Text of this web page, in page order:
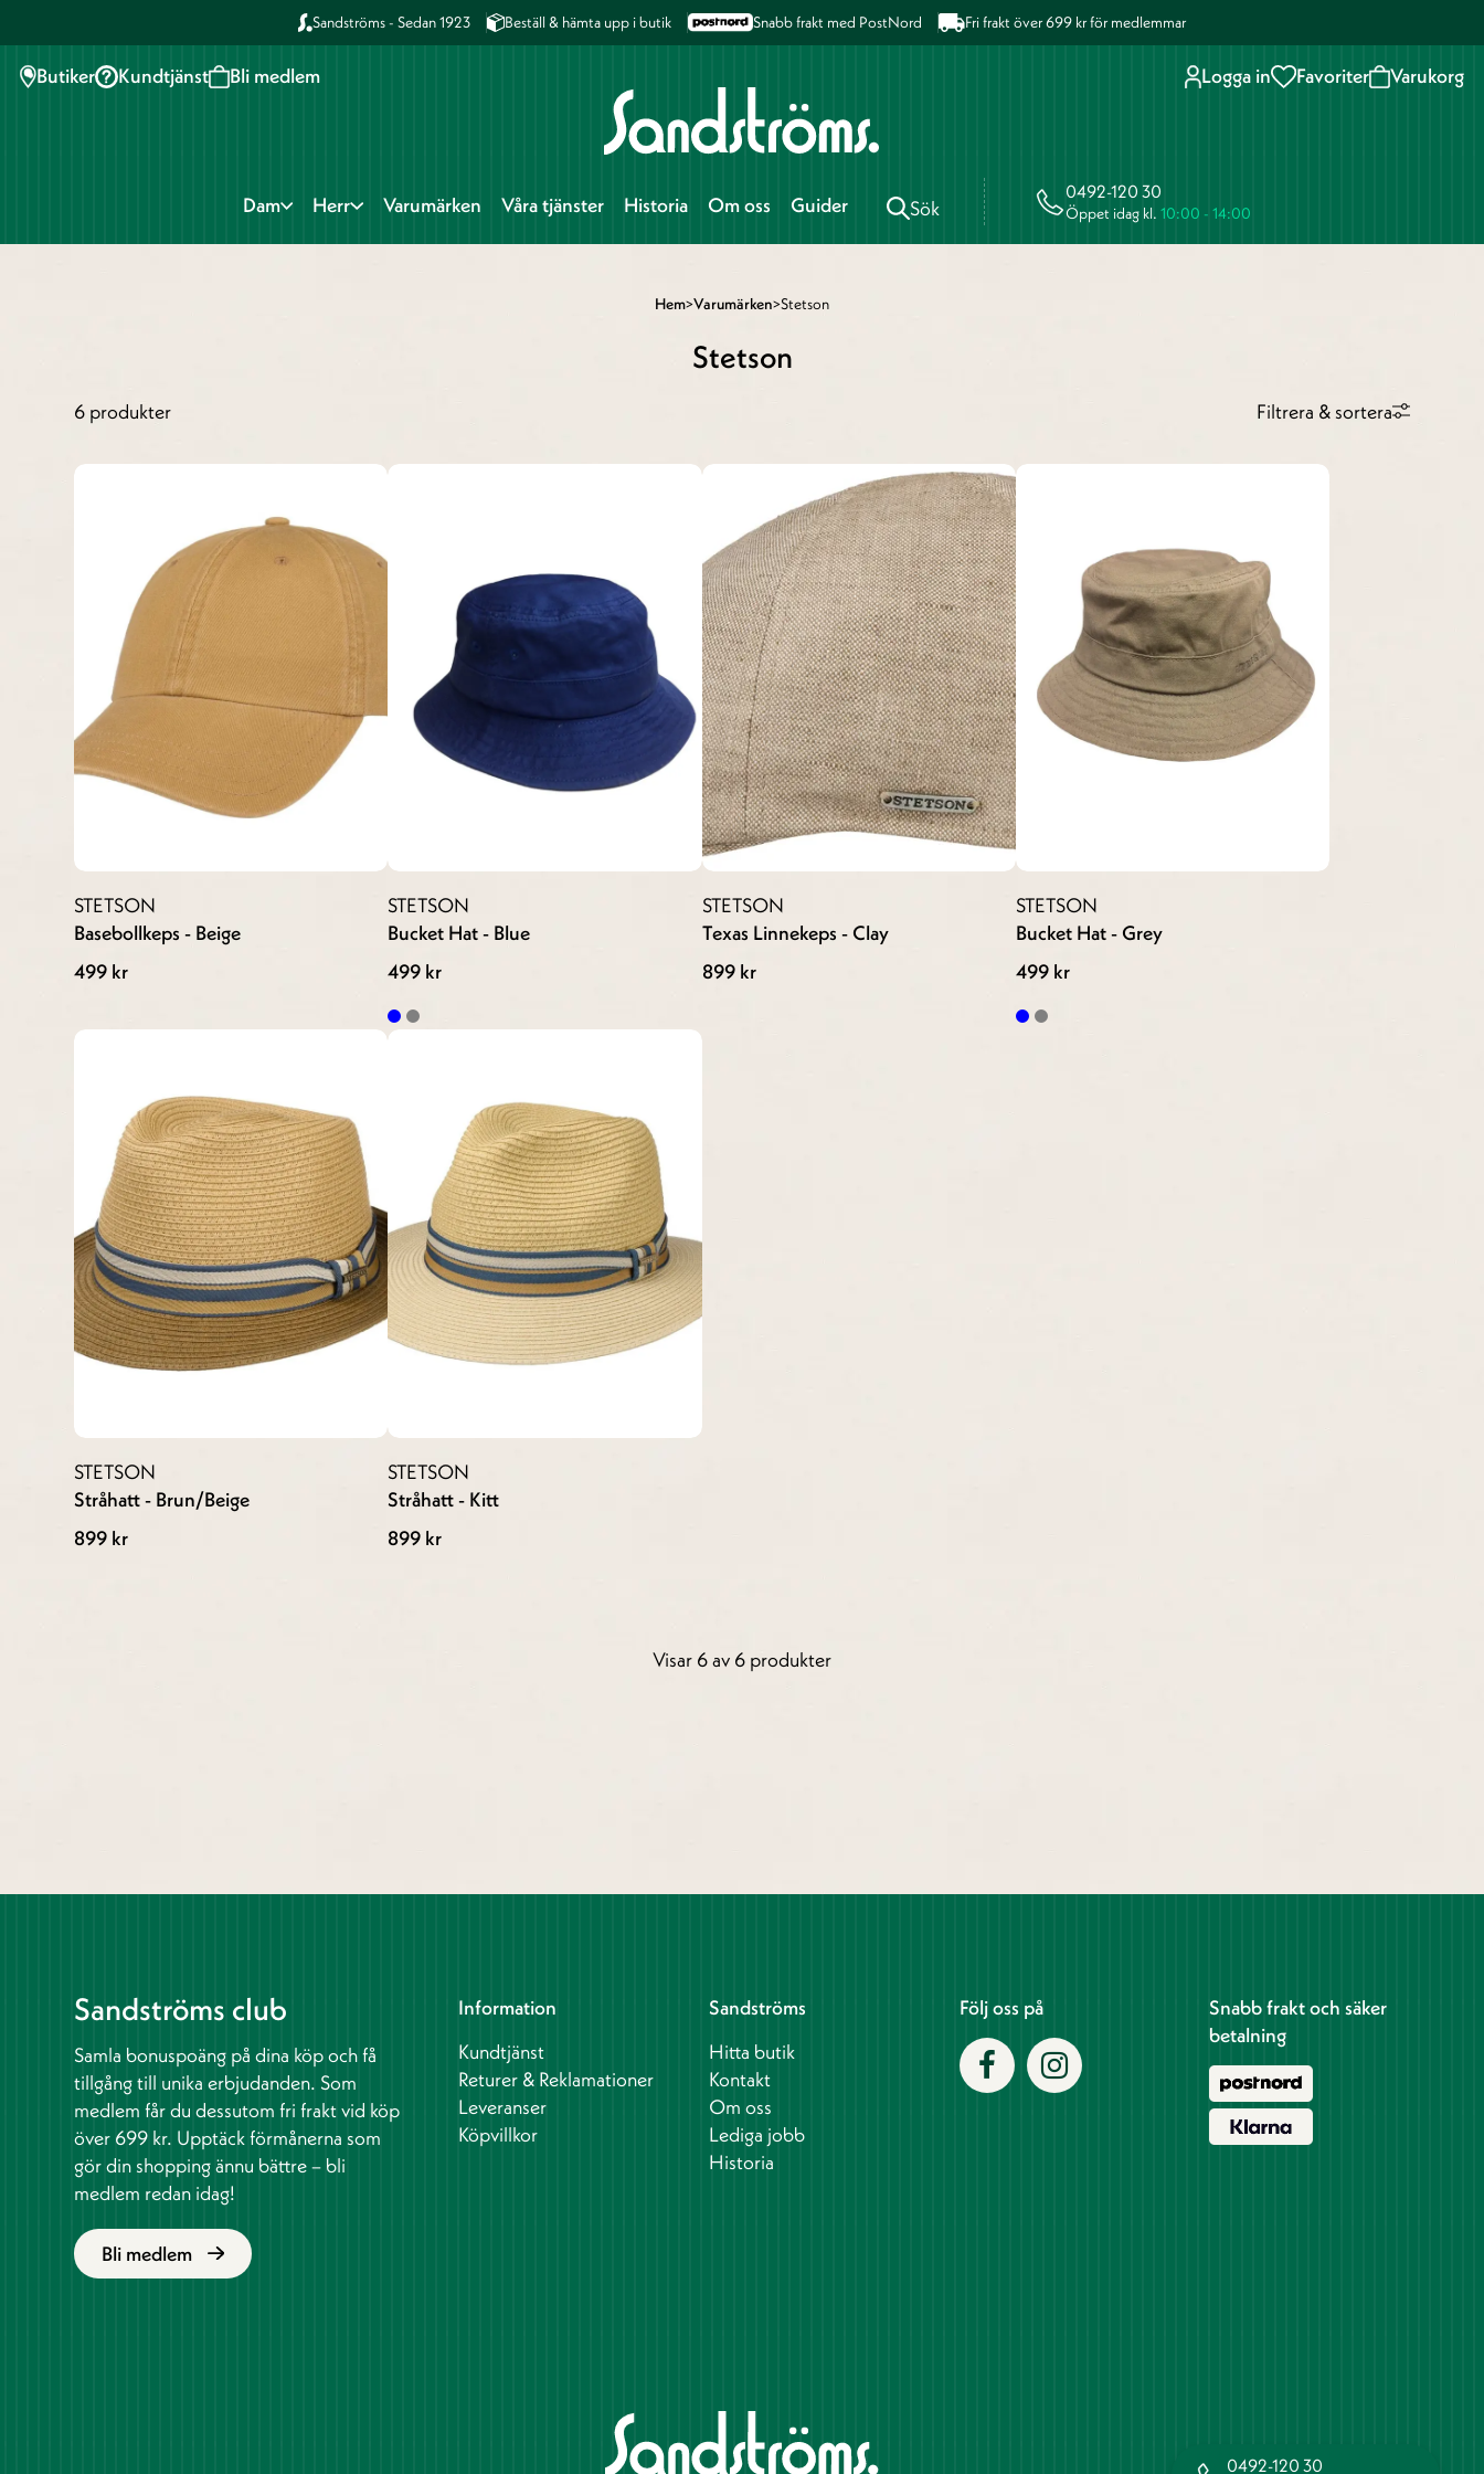
Sandströms - Sedan 1923 Beställ & hämta upp i butik Snabb frakt med PostNord Fri frakt över 699 kr för medlemmar
Butiker Kundtjänst Bli medlem Logga in Favoriter Varukorg
Dam Herr Varumärken Våra tjänster Historia Om oss Guider Sök
0492-120 30
Öppet idag kl.10:00 - 14:00
Hem>Varumärken>Stetson
Stetson
6 produkter Filtrera & sortera
STETSON
Basebollkeps - Beige
499 kr
STETSON
Bucket Hat - Blue
499 kr
STETSON
Texas Linnekeps - Clay
899 kr
STETSON
Bucket Hat - Grey
499 kr
STETSON
Stråhatt - Brun/Beige
899 kr
STETSON
Stråhatt - Kitt
899 kr
Visar 6 av 6 produkter
Sandströms club
Samla bonuspoäng på dina köp och få
tillgång till unika erbjudanden. Som
medlem får du dessutom fri frakt vid köp
över 699 kr. Upptäck förmånerna som
gör din shopping ännu bättre – bli
medlem redan idag!
Bli medlem
Information
Kundtjänst
Returer & Reklamationer
Leveranser
Köpvillkor
Sandströms
Hitta butik
Kontakt
Om oss
Lediga jobb
Historia
Följ oss på
Snabb frakt och säker
betalning
0492-120 30